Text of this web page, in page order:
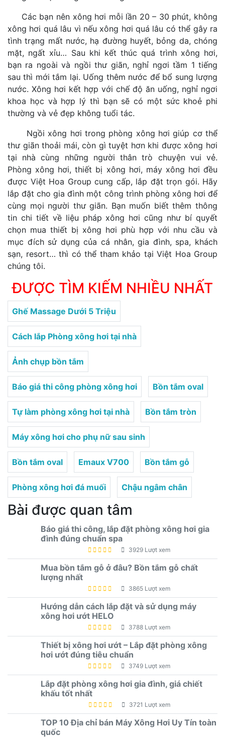
Các bạn nên xông hơi mỗi lần 20 – 30 phút, không
xông hơi quá lâu vì nếu xông hơi quá lâu có thể gây ra
tình trạng mất nước, hạ đường huyết, bỏng da, chóng
mặt, ngất xỉu… Sau khi kết thúc quá trình xông hơi,
bạn ra ngoài và ngồi thư giãn, nghỉ ngơi tầm 1 tiếng
sau thì mới tắm lại. Uống thêm nước để bổ sung lượng
nước. Xông hơi kết hợp với chế độ ăn uống, nghỉ ngơi
khoa học và hợp lý thì bạn sẽ có một sức khoẻ phi
thường và vẻ đẹp không tuổi tác.
Ngồi xông hơi trong phòng xông hơi giúp cơ thể
thư giãn thoải mái, còn gì tuyệt hơn khi được xông hơi
tại nhà cùng những người thân trò chuyện vui vẻ.
Phòng xông hơi, thiết bị xông hơi, máy xông hơi đều
được Việt Hoa Group cung cấp, lắp đặt trọn gói. Hãy
lắp đặt cho gia đình một công trình phòng xông hơi để
cùng mọi người thư giãn. Bạn muốn biết thêm thông
tin chi tiết về liệu pháp xông hơi cũng như bí quyết
chọn mua thiết bị xông hơi phù hợp với nhu cầu và
mục đích sử dụng của cá nhân, gia đình, spa, khách
sạn, resort… thì có thể tham khảo tại Việt Hoa Group
chúng tôi.
ĐƯỢC TÌM KIẾM NHIỀU NHẤT
Ghế Massage Dưới 5 Triệu
Cách lắp Phòng xông hơi tại nhà
Ảnh chụp bồn tắm
Báo giá thi công phòng xông hơi Bồn tắm oval
Tự làm phòng xông hơi tại nhà Bồn tắm tròn
Máy xông hơi cho phụ nữ sau sinh
Bồn tắm oval Emaux V700 Bồn tắm gỗ
Phòng xông hơi đá muối Chậu ngâm chân
Bài được quan tâm
Báo giá thi công, lắp đặt phòng xông hơi gia
đình đúng chuẩn spa
3929 Lượt xem
Mua bồn tắm gỗ ở đâu? Bồn tắm gỗ chất
lượng nhất
3865 Lượt xem
Hướng dẫn cách lắp đặt và sử dụng máy
xông hơi ướt HELO
3788 Lượt xem
Thiết bị xông hơi ướt – Lắp đặt phòng xông
hơi ướt đúng tiêu chuẩn
3749 Lượt xem
Lắp đặt phòng xông hơi gia đình, giá chiết
khấu tốt nhất
3721 Lượt xem
TOP 10 Địa chỉ bán Máy Xông Hơi Uy Tín toàn
quốc